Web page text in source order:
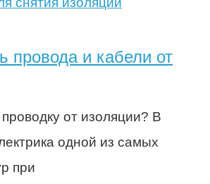
провода и кабели от
от изоляции? В
одной из самых
при